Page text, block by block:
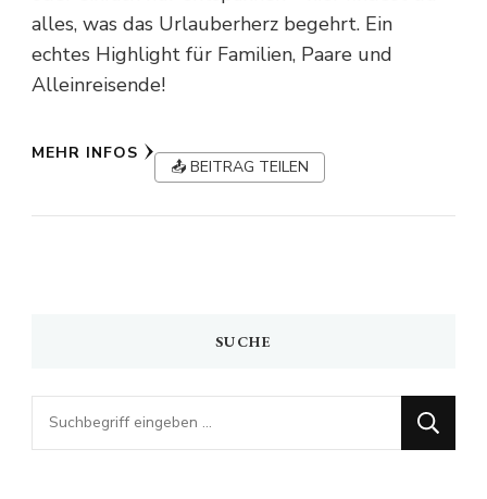
alles, was das Urlauberherz begehrt. Ein
echtes Highlight für Familien, Paare und
Alleinreisende!
MEHR INFOS
📤 BEITRAG TEILEN
SUCHE
Looking
for